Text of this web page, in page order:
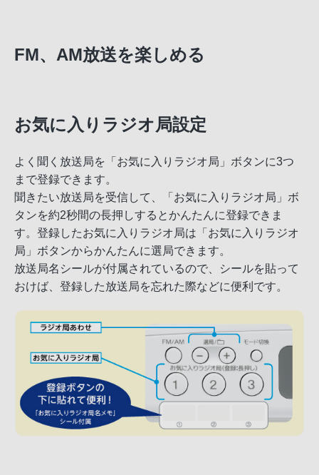
FM、AM放送を楽しめる
お気に入りラジオ局設定
よく聞く放送局を「お気に入りラジオ局」ボタンに3つ
まで登録できます。
聞きたい放送局を受信して、「お気に入りラジオ局」ボ
タンを約2秒間の長押しするとかんたんに登録できま
す。登録したお気に入りラジオ局は「お気に入りラジオ
局」ボタンからかんたんに選局できます。
放送局名シールが付属されているので、シールを貼って
おけば、登録した放送局を忘れた際などに便利です。